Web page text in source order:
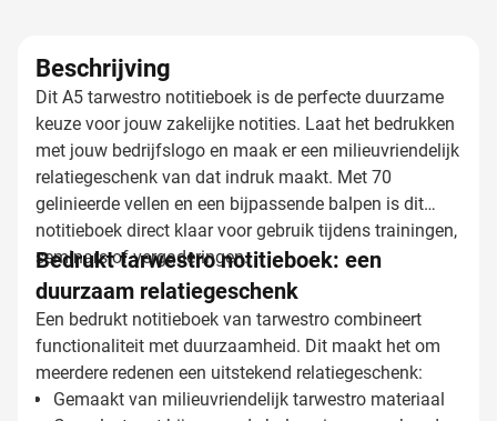
Beschrijving
Dit A5 tarwestro notitieboek is de perfecte duurzame
keuze voor jouw zakelijke notities. Laat het bedrukken
met jouw bedrijfslogo en maak er een milieuvriendelijk
relatiegeschenk van dat indruk maakt. Met 70
gelinieerde vellen en een bijpassende balpen is dit
notitieboek direct klaar voor gebruik tijdens trainingen,
seminars of vergaderingen.
Bedrukt tarwestro notitieboek: een
duurzaam relatiegeschenk
Een bedrukt notitieboek van tarwestro combineert
functionaliteit met duurzaamheid. Dit maakt het om
meerdere redenen een uitstekend relatiegeschenk:
Gemaakt van milieuvriendelijk tarwestro materiaal